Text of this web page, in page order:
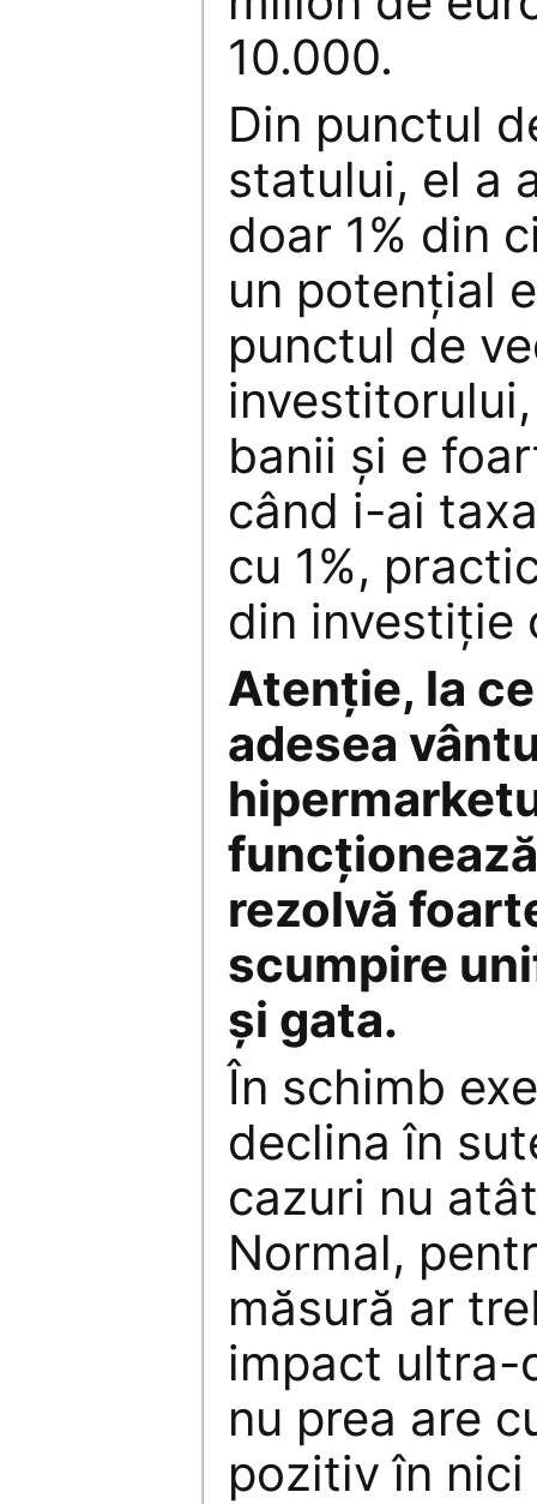
10.000.
Din punctul
statului, el a
doar 1% din
un potențial
punctul de
banii și e
când i-ai
cu 1%,
din investiție
Atenție, la
adesea
rezolvă
scumpire
și gata.
În schimb
declina în
cazuri nu
Normal,
măsură ar
impact ultra-
nu prea are
pozitiv în